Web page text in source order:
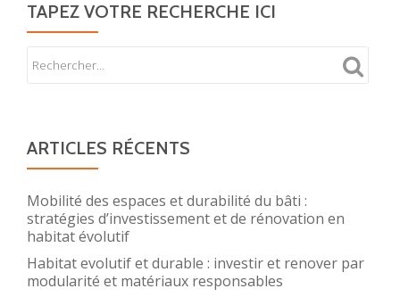
TAPEZ VOTRE RECHERCHE ICI
ARTICLES RÉCENTS
Mobilité des espaces et durabilité du bâti :
stratégies d’investissement et de rénovation en
habitat évolutif
Habitat evolutif et durable : investir et renover par
modularité et matériaux responsables